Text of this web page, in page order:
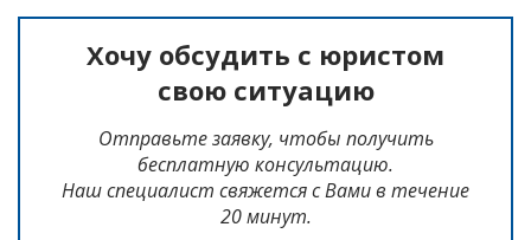
Хочу обсудить с юристом
свою ситуацию
Отправьте заявку, чтобы получить
бесплатную консультацию.
Наш специалист свяжется с Вами в течение
20 минут.